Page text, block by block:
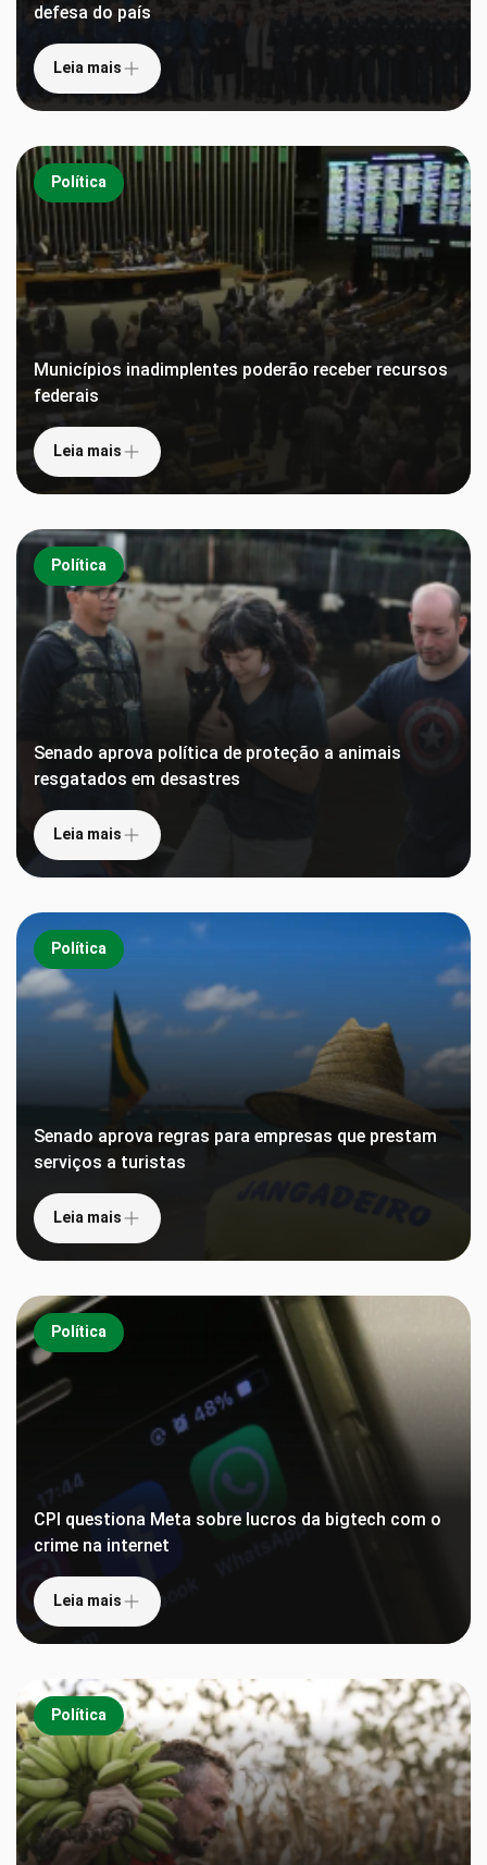
defesa do país
Leia mais
Política
Municípios inadimplentes poderão receber recursos
federais
Leia mais
Política
Senado aprova política de proteção a animais
resgatados em desastres
Leia mais
Política
Senado aprova regras para empresas que prestam
serviços a turistas
Leia mais
Política
CPI questiona Meta sobre lucros da bigtech com o
crime na internet
Leia mais
Política